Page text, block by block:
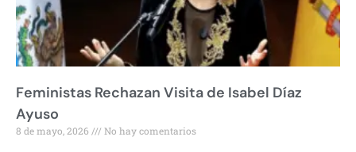
Feministas Rechazan Visita de Isabel Díaz
Ayuso
8 de mayo, 2026 No hay comentarios